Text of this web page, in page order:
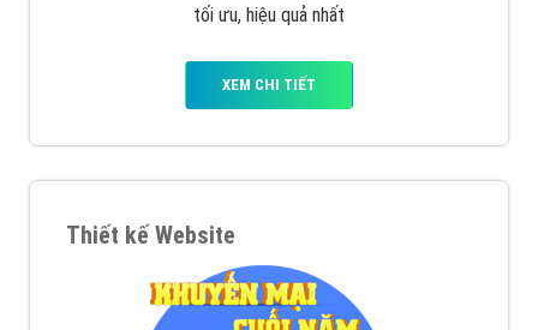
tối ưu, hiệu quả nhất
XEM CHI TIẾT
Thiết kế Website